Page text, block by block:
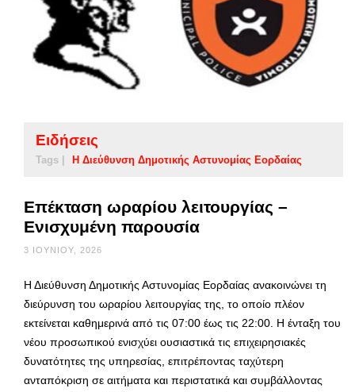
Ειδήσεις
Tags | Η Διεύθυνση Δημοτικής Αστυνομίας Εορδαίας
Επέκταση ωραρίου λειτουργίας –
Ενισχυμένη παρουσία
3 ΙΟΥΝΊΟΥ, 2026
Η Διεύθυνση Δημοτικής Αστυνομίας Εορδαίας ανακοινώνει τη
διεύρυνση του ωραρίου λειτουργίας της, το οποίο πλέον
εκτείνεται καθημερινά από τις 07:00 έως τις 22:00. Η ένταξη του
νέου προσωπικού ενισχύει ουσιαστικά τις επιχειρησιακές
δυνατότητες της υπηρεσίας, επιτρέποντας ταχύτερη
ανταπόκριση σε αιτήματα και περιστατικά και συμβάλλοντας